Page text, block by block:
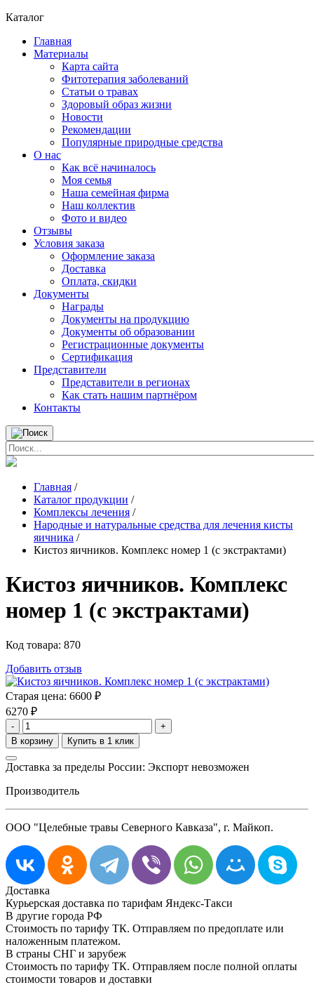
Каталог
Главная
Материалы
Карта сайта
Фитотерапия заболеваний
Статьи о травах
Здоровый образ жизни
Новости
Рекомендации
Популярные природные средства
О нас
Как всё начиналось
Моя семья
Наша семейная фирма
Наш коллектив
Фото и видео
Отзывы
Условия заказа
Оформление заказа
Доставка
Оплата, скидки
Документы
Награды
Документы на продукцию
Документы об образовании
Регистрационные документы
Сертификация
Представители
Представители в регионах
Как стать нашим партнёром
Контакты
Главная /
Каталог продукции /
Комплексы лечения /
Народные и натуральные средства для лечения кисты
яичника /
Кистоз яичников. Комплекс номер 1 (с экстрактами)
Кистоз яичников. Комплекс
номер 1 (с экстрактами)
Код товара: 870
Добавить отзыв
Старая цена: 6600 ₽
6270 ₽
- +
Доставка за пределы России: Экспорт невозможен
Производитель
ООО "Целебные травы Северного Кавказа", г. Майкоп.
Доставка
Курьерская доставка по тарифам Яндекс-Такси
В другие города РФ
Стоимость по тарифу ТК. Отправляем по предоплате или
наложенным платежом.
В страны СНГ и зарубеж
Стоимость по тарифу ТК. Отправляем после полной оплаты
стоимости товаров и доставки